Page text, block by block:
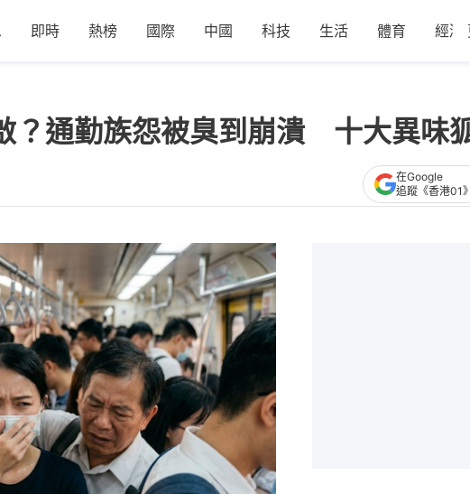
即時 熱榜 國際 中國 科技 生活 體育 經濟
？通勤族怨被臭到崩潰 十大異味
在Google
追蹤《香港01》